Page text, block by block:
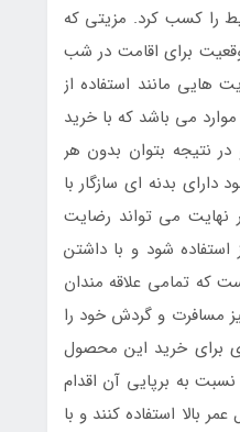
را کسب کرد. مزیتی که
برای اقامت در شب
هایی مانند استفاده از
می باشد که با خرید
نتیجه بتوان بدون هر
بدنه ای سازگار با
نهایت می تواند رضایت
شود و با داشتن
که تمامی علاقه مندان
مسافرت و گردش خود را
برای خرید این محصول
به برپایی آن اقدام
بالا استفاده کنند و با